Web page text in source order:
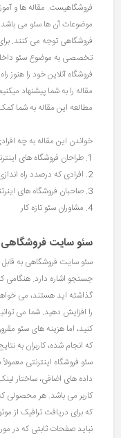
فروشگاهیست. مقاله ها و
موضوعات آن ها سئو می باشد،
فروشگاهی توجه می کنند.
تخصصی به موضوع سئو
فروشگاه آنلاین خود را هنوز
مقاله را به شما پیشنهاد
مطالعه این مقاله به شما
خواندن این مقاله به چه
1. طراحان فروشگاه های اینترنتی
2. افرادی که درصدد راه اندازی یک فروشگاه اینترنتی هستند
3. صاحبان فروشگاه های اینرتنتی
4. مشاوران سئو تازه کار
سئو سایت
سئو سایت فروشگاهی به قابل
جستجو اشاره دارد.
گذاشته اید هستند، می
را افزایش دهید. شما می
کنید، اما هزینه های سئو
که انجام شده، کاربران به
سئو فروشگاه اینترنتی
داده های اضافی، ساختار
کاربر می باشد. هر
که برای دریافت ترافیک از
نباید صفحات ثابتی که در